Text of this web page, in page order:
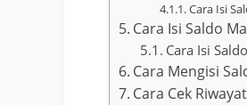
Cara Isi
Cara Isi Saldo
Cara Isi
Cara Mengisi
Cara Cek